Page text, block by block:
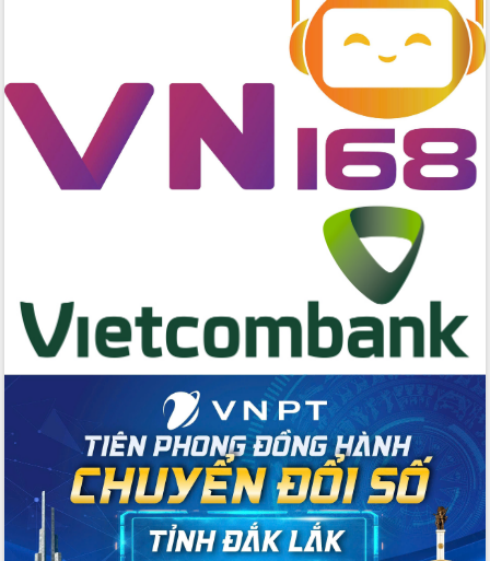
hai con số trong năm 2026
Tổ chức trang trọng Lễ hội Đền thờ
Lương Văn Chánh năm 2026
Phó Bí thư Tỉnh ủy Đắk Lắk Đỗ Hữu
Huy giữ chức Bí thư Đảng ủy Ủy Ban
không gian tri thức trong thời đại số
Đánh giá, rút kinh nghiệm công tác tổ
chức diễn tập trước ngày bầu cử
Chương trình “Gặp gỡ hữu nghị –
Friendship Meeting New Year 2026”
Bầu cử Quốc hội và HĐND: Cử tri Đắk
Lắk gửi gắm niềm tin, kỳ vọng vào lá
phiếu
Đắk Lắk sẵn sàng các điều kiện cho
Ngày hội bầu cử đại biểu Quốc hội
khóa XVI và HĐND các cấp nhiệm kỳ